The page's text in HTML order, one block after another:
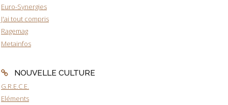
Euro-Synergies
J'ai tout compris
Ragemag
Metainfos
NOUVELLE CULTURE
G.R.E.C.E.
Eléments